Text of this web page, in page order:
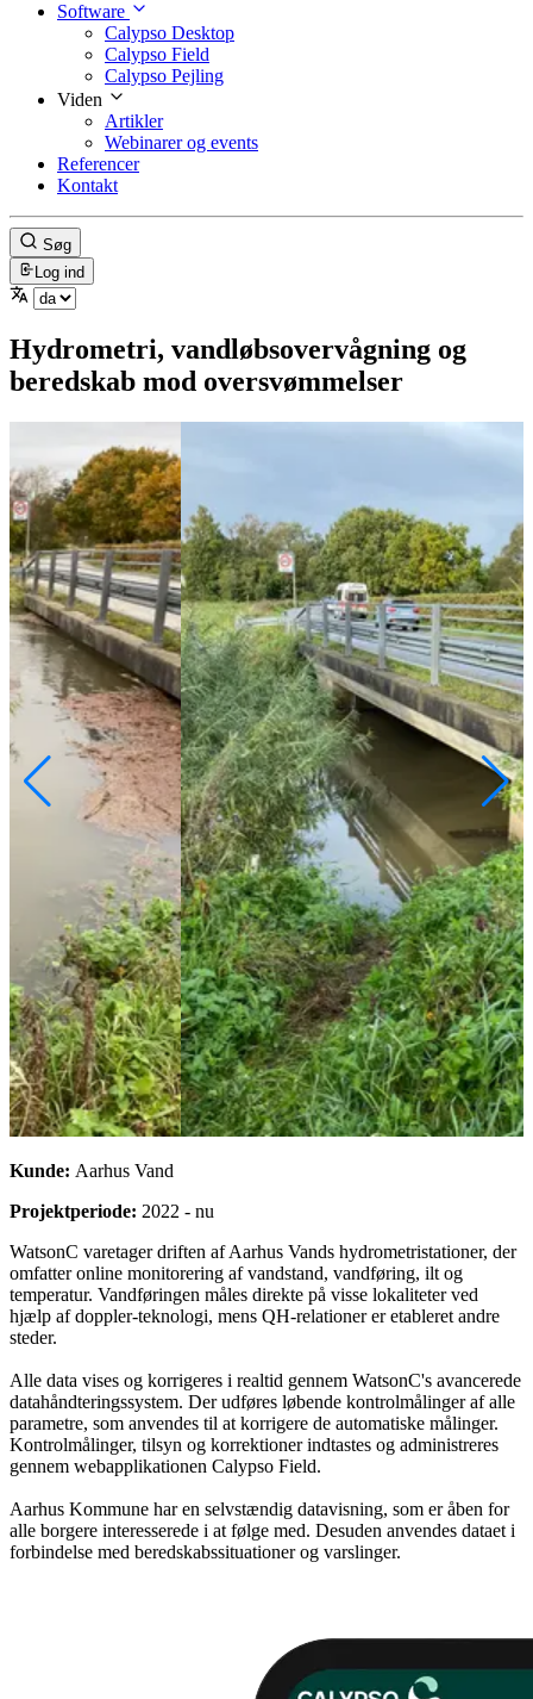
Software
Calypso Desktop
Calypso Field
Calypso Pejling
Viden
Artikler
Webinarer og events
Referencer
Kontakt
Søg
Log ind
Hydrometri, vandløbsovervågning og
beredskab mod oversvømmelser
Kunde: Aarhus Vand
Projektperiode: 2022 - nu
WatsonC varetager driften af Aarhus Vands hydrometristationer, der
omfatter online monitorering af vandstand, vandføring, ilt og
temperatur. Vandføringen måles direkte på visse lokaliteter ved
hjælp af doppler-teknologi, mens QH-relationer er etableret andre
steder.
Alle data vises og korrigeres i realtid gennem WatsonC's avancerede
datahåndteringssystem. Der udføres løbende kontrolmålinger af alle
parametre, som anvendes til at korrigere de automatiske målinger.
Kontrolmålinger, tilsyn og korrektioner indtastes og administreres
gennem webapplikationen Calypso Field.
Aarhus Kommune har en selvstændig datavisning, som er åben for
alle borgere interesserede i at følge med. Desuden anvendes dataet i
forbindelse med beredskabssituationer og varslinger.